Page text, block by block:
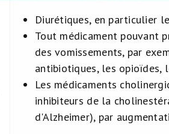
Diurétiques, en particulier
Tout médicament pouvant
des vomissements, par
antibiotiques, les opioïdes,
Les médicaments
inhibiteurs de la
d'Alzheimer), par